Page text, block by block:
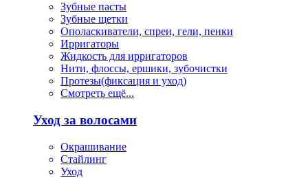
Зубные пасты
Зубные щетки
Ополаскиватели, спреи, гели, пенки
Ирригаторы
Жидкость для ирригаторов
Нити, флоссы, ершики, зубочистки
Протезы(фиксация и уход)
Смотреть ещё...
Уход за волосами
Окрашивание
Стайлинг
Уход